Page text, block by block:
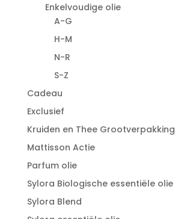
Enkelvoudige olie
A-G
H-M
N-R
S-Z
Cadeau
Exclusief
Kruiden en Thee Grootverpakking
Mattisson Actie
Parfum olie
Sylora Biologische essentiële olie
Sylora Blend